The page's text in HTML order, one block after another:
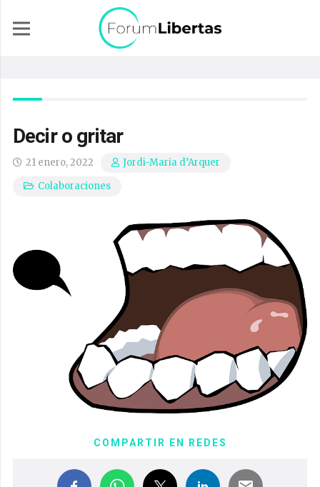
Decir o gritar
21 enero, 2022
Jordi-Maria d’Arquer
Colaboraciones
COMPARTIR EN REDES